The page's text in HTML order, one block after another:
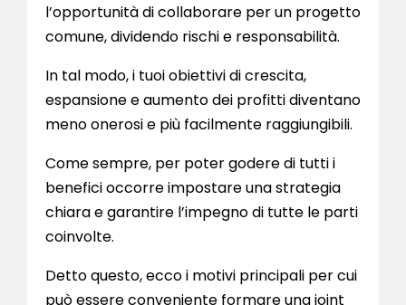
l’opportunità di collaborare per un progetto
comune, dividendo rischi e responsabilità.
In tal modo, i tuoi obiettivi di crescita,
espansione e aumento dei profitti diventano
meno onerosi e più facilmente raggiungibili.
Come sempre, per poter godere di tutti i
benefici occorre impostare una strategia
chiara e garantire l’impegno di tutte le parti
coinvolte.
Detto questo, ecco i motivi principali per cui
può essere conveniente formare una joint